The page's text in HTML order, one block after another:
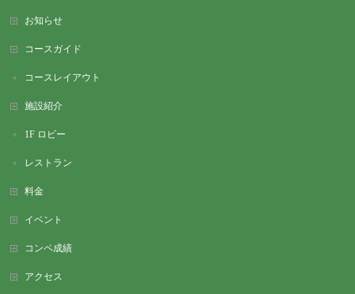
お知らせ
コースガイド
コースレイアウト
施設紹介
1F ロビー
レストラン
料金
イベント
コンペ成績
アクセス